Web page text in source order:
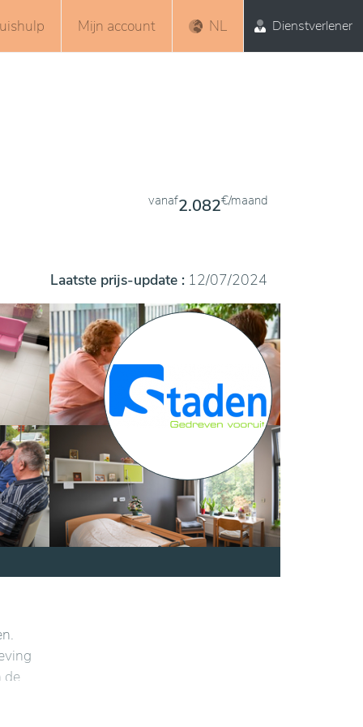
Mijn account NL Dienstverlener
vanaf2.082€/maand
Laatste prijs-update : 12/07/2024
de